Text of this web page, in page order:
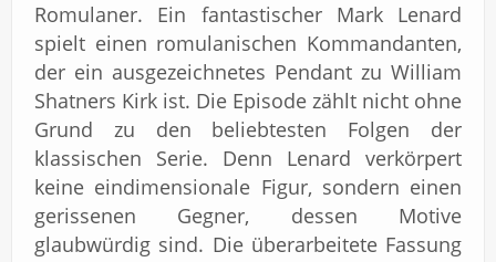
Romulaner. Ein fantastischer Mark Lenard
spielt einen romulanischen Kommandanten,
der ein ausgezeichnetes Pendant zu William
Shatners Kirk ist. Die Episode zählt nicht ohne
Grund zu den beliebtesten Folgen der
klassischen Serie. Denn Lenard verkörpert
keine eindimensionale Figur, sondern einen
gerissenen Gegner, dessen Motive
glaubwürdig sind. Die überarbeitete Fassung